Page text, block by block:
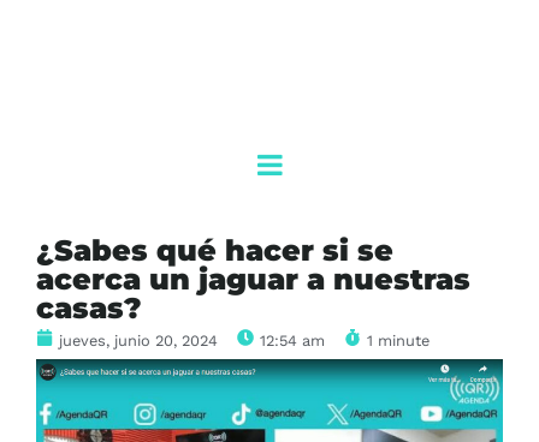
¿Sabes qué hacer si se
acerca un jaguar a nuestras
casas?
jueves, junio 20, 2024 12:54 am 1 minute